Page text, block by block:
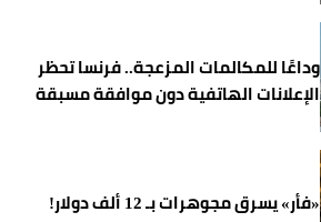
وداعًا للمكالمات المزعجة.. فرنسا تحظر
الإعلانات الهاتفية دون موافقة مسبقة
«فأر» يسرق مجوهرات بـ 12 ألف دولار!